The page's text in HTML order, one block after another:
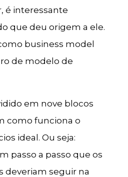
é interessante
que deu origem a ele.
business model
de modelo de
em nove blocos
como funciona o
ideal. Ou seja:
passo a passo que os
deveriam seguir na